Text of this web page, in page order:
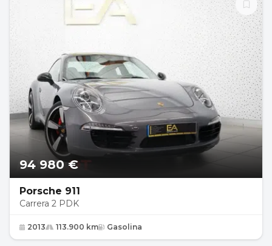
94 980 €
Porsche 911
Carrera 2 PDK
2013 113.900 km Gasolina